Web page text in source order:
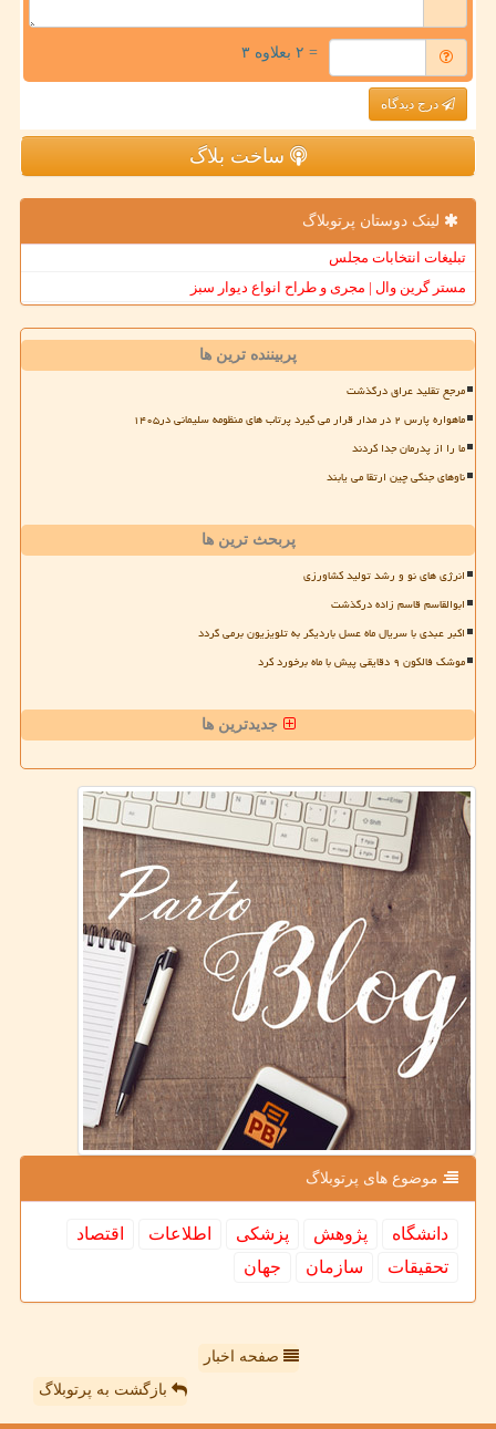
= ۲ بعلاوه ۳
درج دیدگاه
ساخت بلاگ
لینک دوستان پرتوبلاگ
تبلیغات انتخابات مجلس
مستر گرین وال | مجری و طراح انواع دیوار سبز
پربیننده ترین ها
مرجع تقلید عراق درگذشت
ماهواره پارس ۲ در مدار قرار می گیرد پرتاب های منظومه سلیمانی در۱۴۰۵
ما را از پدرمان جدا کردند
ناوهای جنگی چین ارتقا می یابند
پربحث ترین ها
انرژی های نو و رشد تولید کشاورزی
ابوالقاسم قاسم زاده درگذشت
اکبر عبدی با سریال ماه عسل باردیگر به تلویزیون برمی گردد
موشک فالکون ۹ دقایقی پیش با ماه برخورد کرد
جدیدترین ها
موضوع های پرتوبلاگ
دانشگاه پژوهش پزشكی اطلاعات
اقتصاد
تحقیقات
سازمان جهان
صفحه اخبار
بازگشت به پرتوبلاگ